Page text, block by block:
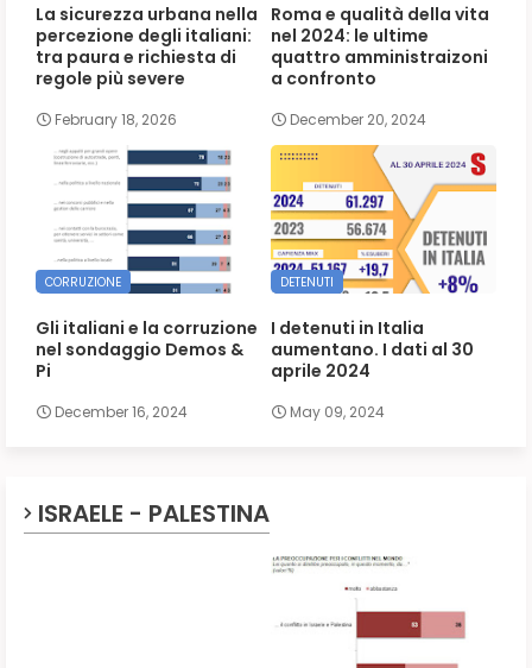
La sicurezza urbana nella
percezione degli italiani:
tra paura e richiesta di
regole più severe
February 18, 2026
Roma e qualità della vita
nel 2024: le ultime
quattro amministraizoni
a confronto
December 20, 2024
CORRUZIONE
Gli italiani e la corruzione
nel sondaggio Demos &
Pi
December 16, 2024
DETENUTI
I detenuti in Italia
aumentano. I dati al 30
aprile 2024
May 09, 2024
ISRAELE - PALESTINA